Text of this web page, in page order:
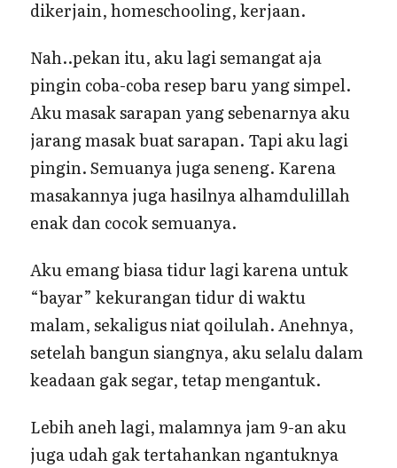
dikerjain, homeschooling, kerjaan.
Nah..pekan itu, aku lagi semangat aja
pingin coba-coba resep baru yang simpel.
Aku masak sarapan yang sebenarnya aku
jarang masak buat sarapan. Tapi aku lagi
pingin. Semuanya juga seneng. Karena
masakannya juga hasilnya alhamdulillah
enak dan cocok semuanya.
Aku emang biasa tidur lagi karena untuk
“bayar” kekurangan tidur di waktu
malam, sekaligus niat qoilulah. Anehnya,
setelah bangun siangnya, aku selalu dalam
keadaan gak segar, tetap mengantuk.
Lebih aneh lagi, malamnya jam 9-an aku
juga udah gak tertahankan ngantuknya